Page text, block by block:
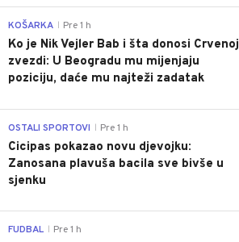
KOŠARKA Pre 1 h
Ko je Nik Vejler Bab i šta donosi Crvenoj
zvezdi: U Beogradu mu mijenjaju
poziciju, daće mu najteži zadatak
OSTALI SPORTOVI Pre 1 h
Cicipas pokazao novu djevojku:
Zanosana plavuša bacila sve bivše u
sjenku
FUDBAL Pre 1 h